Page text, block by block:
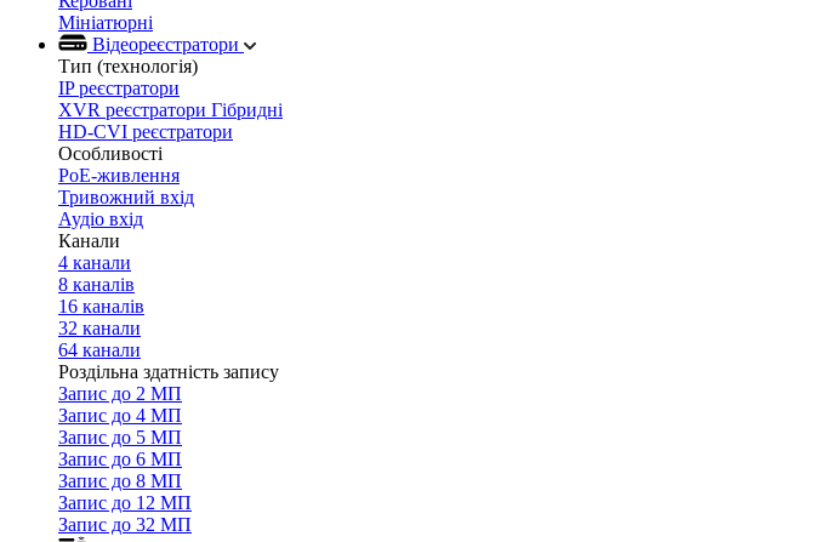
Мініатюрні
Відеореєстратори
Тип (технологія)
IP реєстратори
XVR реєстратори Гібридні
HD-CVI реєстратори
Особливості
PoE-живлення
Тривожний вхід
Аудіо вхід
Канали
4 канали
8 каналів
16 каналів
32 канали
64 канали
Роздільна здатність запису
Запис до 2 МП
Запис до 4 МП
Запис до 5 МП
Запис до 6 МП
Запис до 8 МП
Запис до 12 МП
Запис до 32 МП